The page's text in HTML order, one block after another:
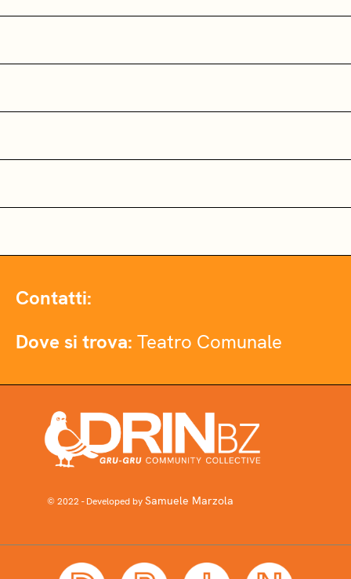
Contatti:
Dove si trova: Teatro Comunale
© 2022 - Developed bySamuele Marzola